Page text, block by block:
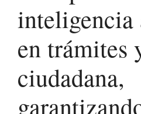
en trámites
ciudadana,